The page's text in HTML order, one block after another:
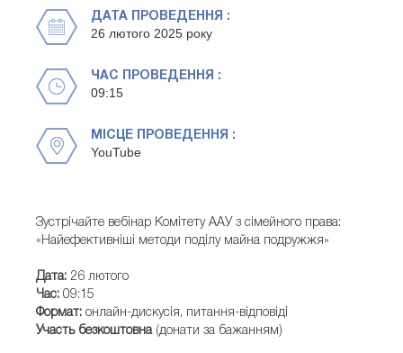
ДАТА ПРОВЕДЕННЯ :
26 лютого 2025 року
ЧАС ПРОВЕДЕННЯ :
09:15
МІСЦЕ ПРОВЕДЕННЯ :
YouTube
Зустрічайте вебінар Комітету ААУ з сімейного права:
«Найефективніші методи поділу майна подружжя»
Дата: 26 лютого
Час: 09:15
Формат: онлайн-дискусія, питання-відповіді
Участь безкоштовна (донати за бажанням)